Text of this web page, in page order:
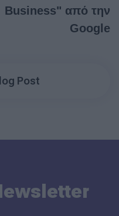
Business" από την
Google
Post